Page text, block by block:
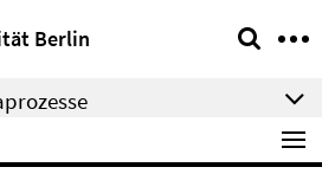
Berlin